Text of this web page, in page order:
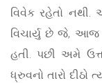
વિવેક રહેતો
વિચાર્યુ છે જે, આજ
હતી. પછી અમે
ધ્રુવનો તારો